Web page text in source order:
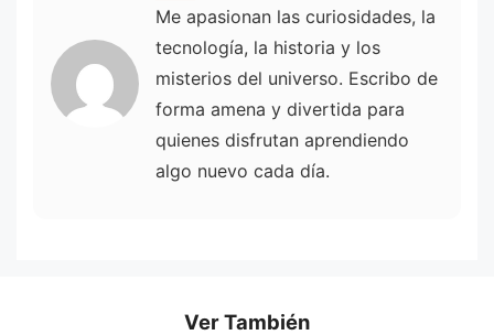
Me apasionan las curiosidades, la
tecnología, la historia y los
misterios del universo. Escribo de
forma amena y divertida para
quienes disfrutan aprendiendo
algo nuevo cada día.
Ver También